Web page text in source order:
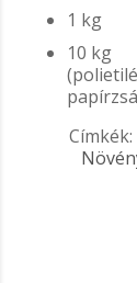
1 kg
10 kg
Címkék: